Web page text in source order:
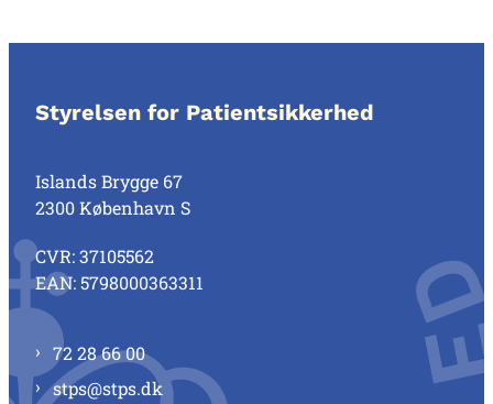
Styrelsen for Patientsikkerhed
Islands Brygge 67
2300 København S
CVR: 37105562
EAN: 5798000363311
72 28 66 00
stps@stps.dk